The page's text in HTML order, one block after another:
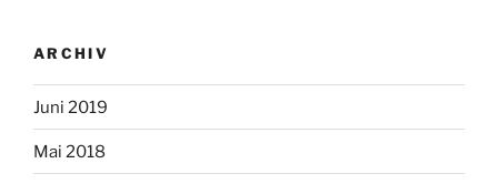
ARCHIV
Juni 2019
Mai 2018